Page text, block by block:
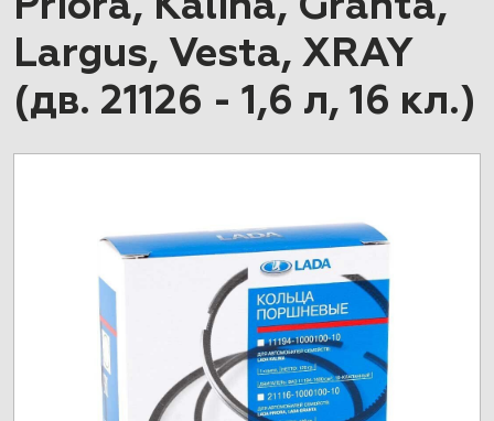
Largus, Vesta, XRAY
(дв. 21126 - 1,6 л, 16 кл.)